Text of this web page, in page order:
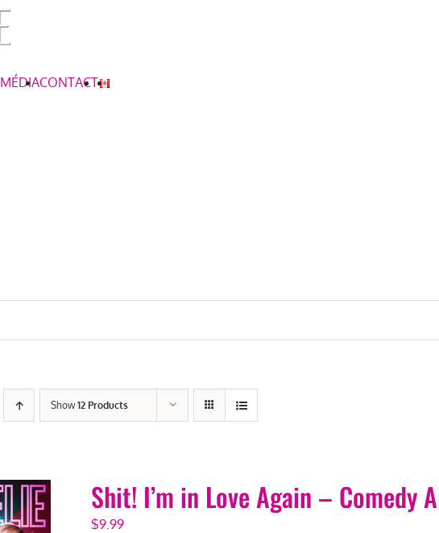
MÉDIACONTACT
Show12 Products
Shit! I’m in Love Again – Comedy
$9.99